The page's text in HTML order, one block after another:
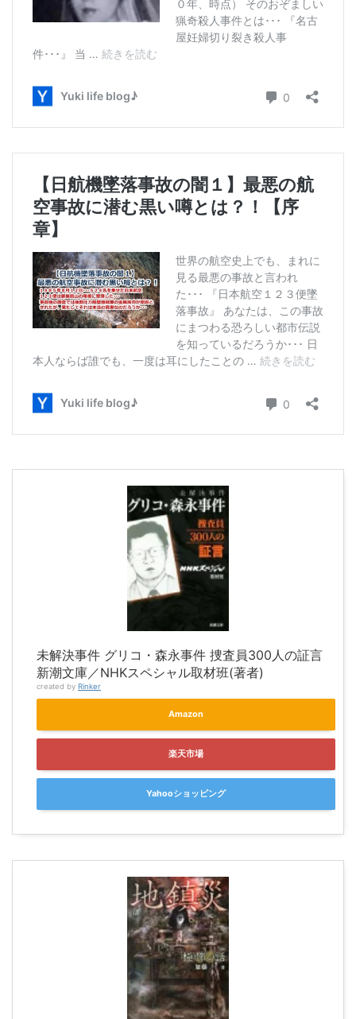
未解決事件 グリコ・森永事件 捜査員300人の証言
新潮文庫／NHKスペシャル取材班(著者)
created by Rinker
Amazon
楽天市場
Yahooショッピング